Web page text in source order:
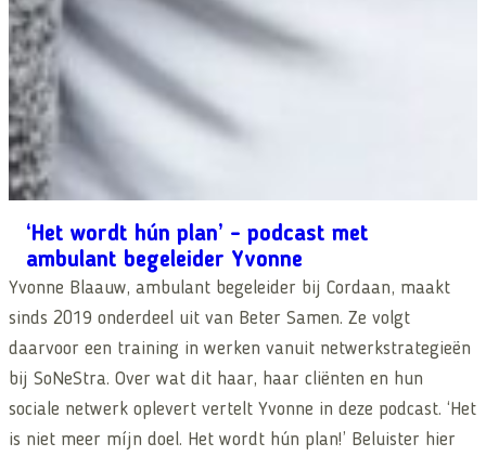
‘Het wordt hún plan’ – podcast met
ambulant begeleider Yvonne
Yvonne Blaauw, ambulant begeleider bij Cordaan, maakt
sinds 2019 onderdeel uit van Beter Samen. Ze volgt
daarvoor een training in werken vanuit netwerkstrategieën
bij SoNeStra. Over wat dit haar, haar cliënten en hun
sociale netwerk oplevert vertelt Yvonne in deze podcast. ‘Het
is niet meer míjn doel. Het wordt hún plan!’ Beluister hier